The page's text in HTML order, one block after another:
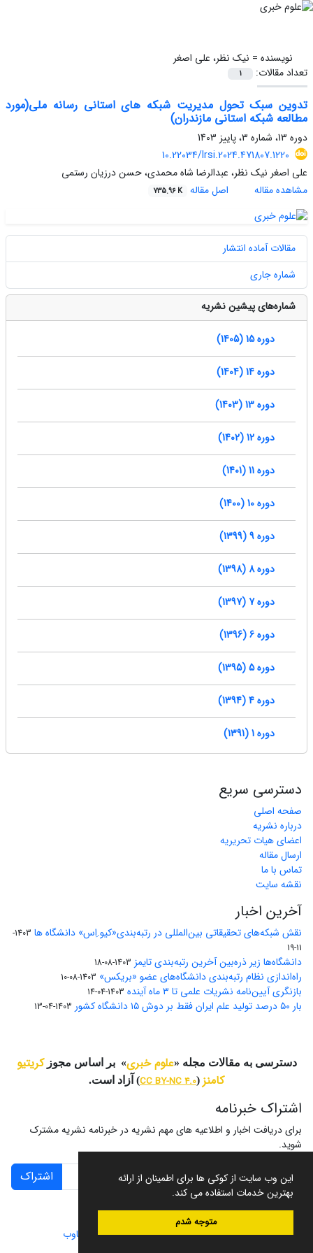
این وب سایت از کوکی ها برای اطمینان از ارائه
بهترین خدمات استفاده می کند.
متوجه شدم
نویسنده = نیک نظر، علی اصغر
تعداد مقالات:
1
تدوین سبک تحول مدیریت شبکه های استانی رسانه ملی(مورد
مطالعه شبکه استانی مازندران)
دوره 13، شماره 3، پاییز 1403
10.22034/lrsi.2024.471807.1220
علی اصغر نیک نظر، عبدالرضا شاه محمدی، حسن درزیان رستمی
مشاهده مقاله
اصل مقاله 735.96 K
مقالات آماده انتشار
شماره جاری
شماره‌های پیشین نشریه
دوره 15 (1405)
دوره 14 (1404)
دوره 13 (1403)
دوره 12 (1402)
دوره 11 (1401)
دوره 10 (1400)
دوره 9 (1399)
دوره 8 (1398)
دوره 7 (1397)
دوره 6 (1396)
دوره 5 (1395)
دوره 4 (1394)
دوره 1 (1391)
دسترسی سریع
صفحه اصلی
درباره نشریه
اعضای هیات تحریریه
ارسال مقاله
تماس با ما
نقشه سایت
آخرین اخبار
نقش شبکه‌های تحقیقاتی بین‌المللی در رتبه‌بندی«کیو.اِس» دانشگاه ها
1403-
11-19
دانشگاه‌ها زیر ذره‌بین آخرین رتبه‌بندی تایمز 1403-08-18
راه‌اندازی نظام رتبه‌بندی دانشگاه‌‌های عضو «بریکس» 1403-08-10
بازنگری آیین‌نامه نشریات علمی تا ۳ ماه آینده 1403-04-14
بار ۵۰ درصد تولید علم ایران فقط بر دوش ۱۵ دانشگاه کشور 1403-04-13
دسترسی به مقالات مجله «علوم خبری» بر اساس مجوزکریتیو
کامنز (
CC BY-NC 4.0) آزاد است.
اشتراک خبرنامه
برای دریافت اخبار و اطلاعیه های مهم نشریه در خبرنامه نشریه مشترک
شوید.
اشتراک
سامانه مدیریت نشریات علمی.طراحی و پیاده سازی از سیناوب